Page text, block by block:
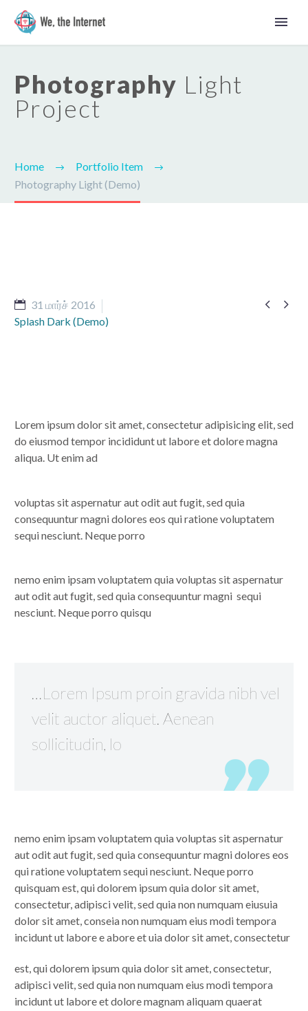
Photography Light
Project
Home
Portfolio Item
Photography Light (Demo)
 
31 மார்ச் 2016
Splash Dark (Demo)
Lorem ipsum dolor sit amet, consectetur adipisicing elit, sed
do eiusmod tempor incididunt ut labore et dolore magna
aliqua. Ut enim ad
voluptas sit aspernatur aut odit aut fugit, sed quia
consequuntur magni dolores eos qui ratione voluptatem
sequi nesciunt. Neque porro
nemo enim ipsam voluptatem quia voluptas sit aspernatur
aut odit aut fugit, sed quia consequuntur magni sequi
nesciunt. Neque porro quisqu
…Lorem Ipsum proin gravida nibh vel
velit auctor aliquet. Aenean
sollicitudin, lo
nemo enim ipsam voluptatem quia voluptas sit aspernatur
aut odit aut fugit, sed quia consequuntur magni dolores eos
qui ratione voluptatem sequi nesciunt. Neque porro
quisquam est, qui dolorem ipsum quia dolor sit amet,
consectetur, adipisci velit, sed quia non numquam eiusuia
dolor sit amet, conseia non numquam eius modi tempora
incidunt ut labore e abore et uia dolor sit amet, consectetur
est, qui dolorem ipsum quia dolor sit amet, consectetur,
adipisci velit, sed quia non numquam eius modi tempora
incidunt ut labore et dolore magnam aliquam quaerat